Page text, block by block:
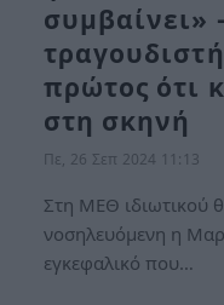
συμβαίνει»
πρώτος ότι
στη σκηνή
Πε, 26 Σεπ 2024 11:13
Στη ΜΕΘ ιδιωτικού
νοσηλευόμενη η
εγκεφαλικό που…